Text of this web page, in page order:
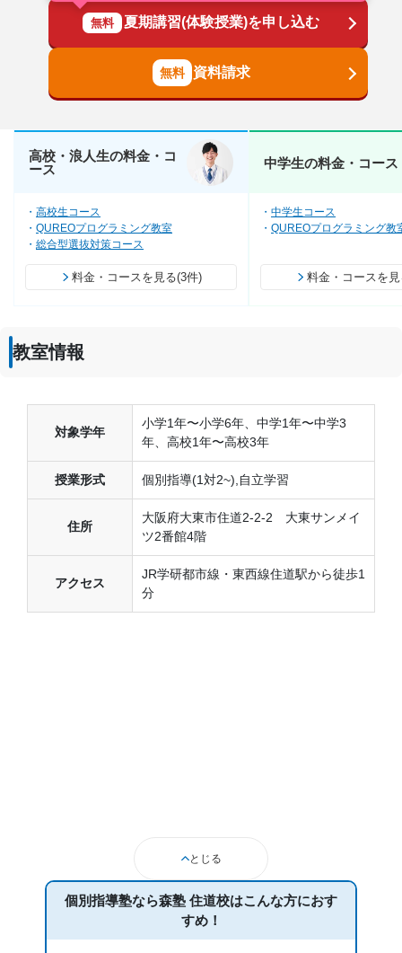
無料 夏期講習(体験授業)を申し込む
資料請求
高校・浪人生の料金・コ
ース
高校生コース
QUREOプログラミング教室
総合型選抜対策コース
料金・コースを見る(3件)
中学生の料金・コース
中学生コース
QUREOプログラミング教
料金・コースを
教室情報
対象学年
小学1年〜小学6年、中学1年〜中学3
年、高校1年〜高校3年
授業形式 個別指導(1対2~),自立学習
住所
大阪府大東市住道2-2-2 大東サンメイ
ツ2番館4階
アクセス
JR学研都市線・東西線住道駅から徒歩1
分
とじる
個別指導塾なら森塾 住道校はこんな方におす
すめ！